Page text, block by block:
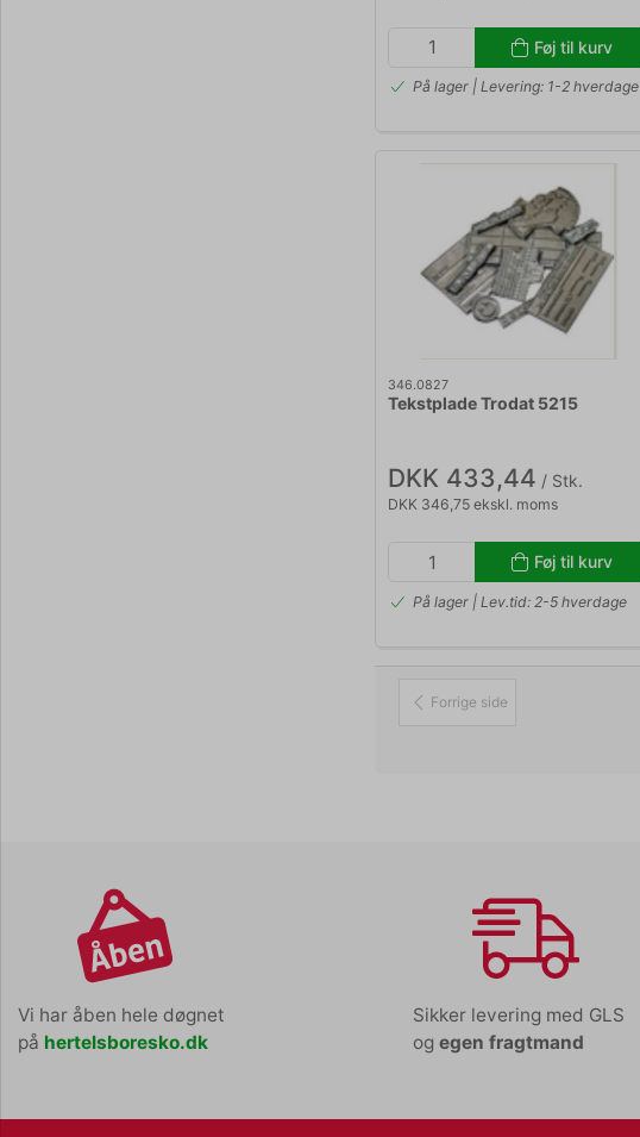
Føj til kurv
På lager | Levering: 1-2 hverdage
346.0827
Tekstplade Trodat 5215
DKK 433,44 / Stk.
DKK 346,75 ekskl. moms
Føj til kurv
På lager | Lev.tid: 2-5 hverdage
Forrige side
Vi har åben hele døgnet
på hertelsboresko.dk
Sikker levering med GLS
ogegen fragtmand